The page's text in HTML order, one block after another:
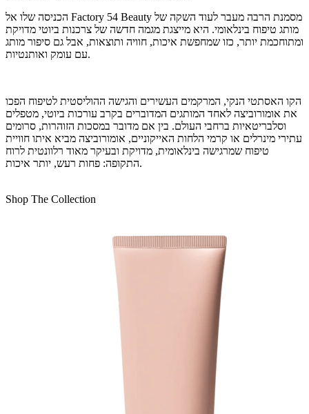
הכניסה שלו אל Factory 54 Beauty מסמנת הרבה מעבר לעוד השקה של
מותג טיפוח בינלאומי. היא מייצגת מגמה חדשה של צרכנות ביוטי מדויקת
ומתוחכמת יותר, כזו שמחפשת איכות, חוויה ותוצאות, אבל גם סיפור מותג
עם עומק ואותנטיות.
הקו האסתטי הנקי, המרקמים העשירים והגישה ההוליסטית לטיפוח הפכו
את אומורוביצה לאחד המותגים המדוברים בקרב עורכות ביוטי, מטפלים
וסלבריטאיות ברחבי העולם. בין אם מדובר במסכות הזוהרות, סרומים
עתירי מינרלים או קרמי הלחות האייקוניים, אומורוביצה מביא איתו חוויית
טיפוח שמרגישה בינלאומית, מדויקת ובעיקר מאוד רלוונטית לרוח
התקופה: פחות רעש, יותר איכות.
Shop The Collection